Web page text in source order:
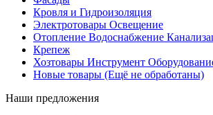
Кровля и Гидроизоляция
Электротовары Освещение
Отопление Водоснабжение
Крепеж
Хозтовары Инструмент
Новые товары (Ещё не обработаны)
Наши предложения